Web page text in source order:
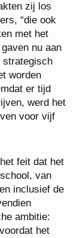
zij los
“die ook
met het
nu aan
strategisch
worden
er tijd
werd het
voor vijf
feit dat het
van
inclusief de
ambitie:
het